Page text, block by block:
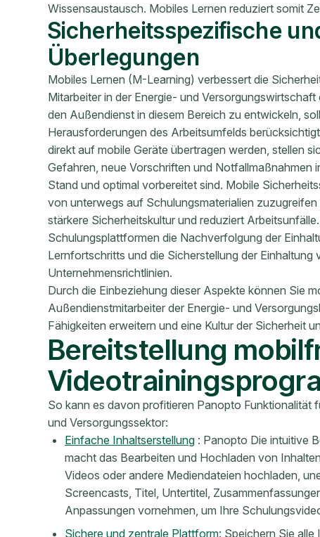
Wissensaustausch. Mobiles Lernen reduziert somit
Sicherheitsspezifische
Überlegungen
Mobiles Lernen (M-Learning) verbessert die
Mitarbeiter in der Energie- und
den Außendienst in diesem Bereich zu entwickeln,
Herausforderungen des Arbeitsumfelds
direkt auf mobile Geräte übertragen werden, stellen
Gefahren, neue Vorschriften und Notfallmaßnahmen
Stand und optimal vorbereitet sind. Mobile
von unterwegs auf Schulungsmaterialien
stärkere Sicherheitskultur und reduziert
Schulungsplattformen die Nachverfolgung der
Lernfortschritts und die Sicherstellung der
Unternehmensrichtlinien.
Durch die Einbeziehung dieser Aspekte können Sie
Außendienstmitarbeiter der Energie- und
Fähigkeiten erweitern und eine Kultur der Sicherheit
Bereitstellung
So kann es davon profitieren Panopto Funktionalität
und Versorgungssektor:
Einfache Inhaltserstellung : Panopto Die intuitive
macht das Bearbeiten und Hochladen von
Videos oder andere Mediendateien hochladen,
Screencasts, Titel, Untertitel,
Anpassungen vornehmen, um Ihre
Sichere und zentrale Plattform: Speichern Sie alle